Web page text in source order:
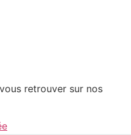
retrouver sur nos